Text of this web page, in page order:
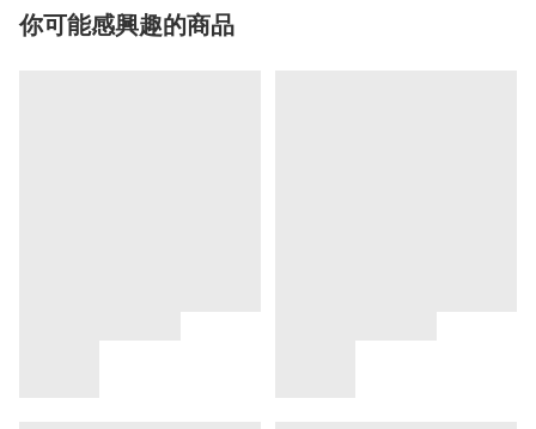
你可能感興趣的商品